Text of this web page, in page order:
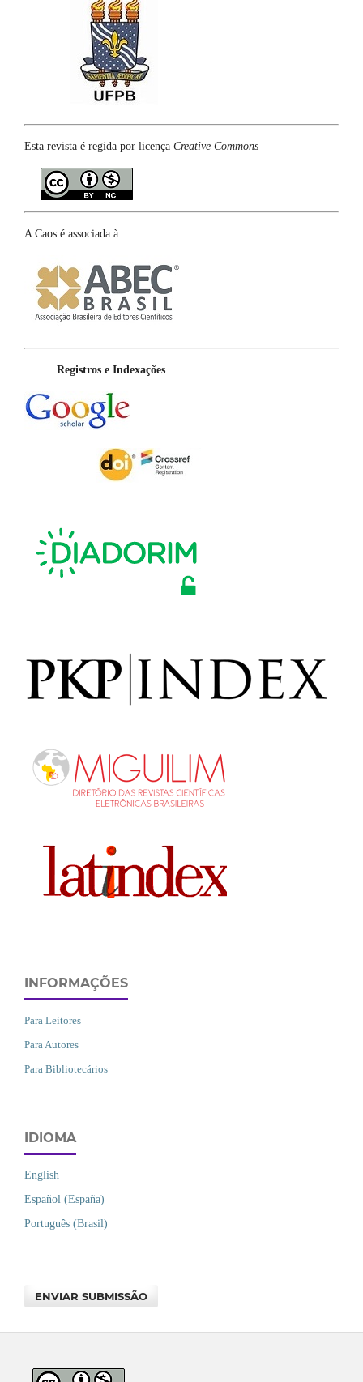
Esta revista é regida por licença Creative Commons
A Caos é associada à
Registros e Indexações
INFORMAÇÕES
Para Leitores
Para Autores
Para Bibliotecários
IDIOMA
English
Español (España)
Português (Brasil)
ENVIAR SUBMISSÃO